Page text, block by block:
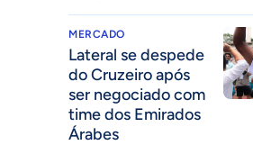
MERCADO
Lateral se despede
do Cruzeiro após
ser negociado com
time dos Emirados
Árabes